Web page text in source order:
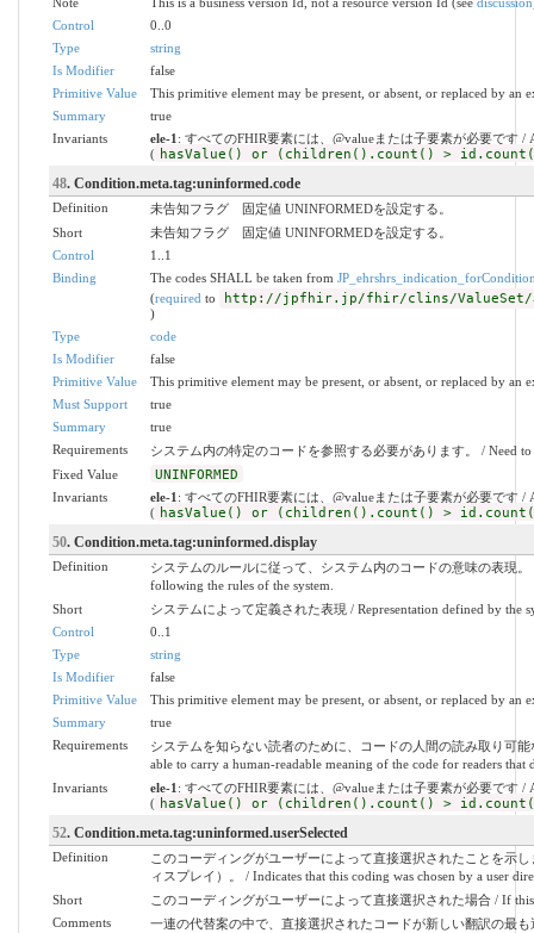
Control
0..0
Type
string
Is Modifier
false
Primitive Value
This primitive element may be present, or absent, or replaced by an
Summary
true
Invariants
ele-1 : すべてのFHIR要素には、@valueまたは子要素が必要です /
( hasValue() or (children().count() >
48. Condition.meta.tag:uninformed.code
Definition
未告知フラグ 固定値 UNINFORMEDを設定する。
Short
未告知フラグ 固定値 UNINFORMEDを設定する。
Control
1..1
Binding
The codes SHALL be taken from
(required to http://jpfhir.jp/fhir/clins/ValueSet/
)
Type
code
Is Modifier
false
Primitive Value
This primitive element may be present, or absent, or replaced by an
Must Support
true
Summary
true
Requirements
システム内の特定のコードを参照する必要があります。 / Need to
Fixed Value
UNINFORMED
Invariants ele-1 : すべてのFHIR要素には、@valueまたは子要素が必要です /
( hasValue() or (children().count() >
50. Condition.meta.tag:uninformed.display
Definition
システムのルールに従って、システム内のコードの意味の表現。
following the rules of the system.
Short
システムによって定義された表現 / Representation defined by the
Control
0..1
Type
string
Is Modifier
false
Primitive Value
This primitive element may be present, or absent, or replaced by an
Summary
true
Requirements
システムを知らない読者のために、コードの人間の読み取り可
able to carry a human-readable meaning of the code for readers that
Invariants
ele-1 : すべてのFHIR要素には、@valueまたは子要素が必要です /
( hasValue() or (children().count() >
52. Condition.meta.tag:uninformed.userSelected
Definition
このコーディングがユーザーによって直接選択されたことを示
ィスプレイ）。 / Indicates that this coding was chosen by a user
Short
このコーディングがユーザーによって直接選択された場合 / If
Comments
一連の代替案の中で、直接選択されたコードが新しい翻訳の最